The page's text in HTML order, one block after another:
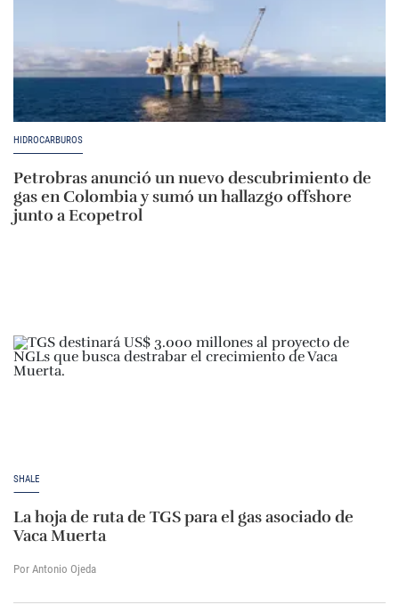
HIDROCARBUROS
Petrobras anunció un nuevo descubrimiento de
gas en Colombia y sumó un hallazgo offshore
junto a Ecopetrol
SHALE
La hoja de ruta de TGS para el gas asociado de
Vaca Muerta
Por Antonio Ojeda